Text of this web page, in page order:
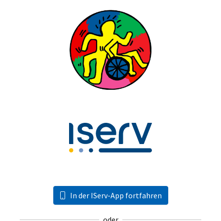
In der IServ-App fortfahren